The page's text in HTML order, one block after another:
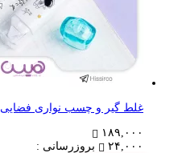
غلط گیر و چسب نواری فضایی
۱۸۹,۰۰۰
۲۴,۰۰۰
بروزرسانی :